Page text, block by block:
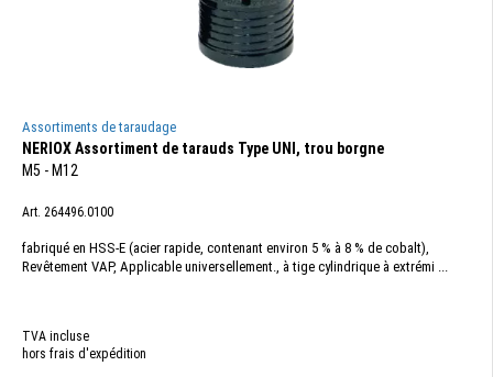
Assortiments de taraudage
NERIOX Assortiment de tarauds Type UNI, trou borgne
M5 - M12
Art. 264496.0100
fabriqué en HSS-E (acier rapide, contenant environ 5 % à 8 % de cobalt),
Revêtement VAP, Applicable universellement., à tige cylindrique à extrémi ...
TVA incluse
hors frais d'expédition